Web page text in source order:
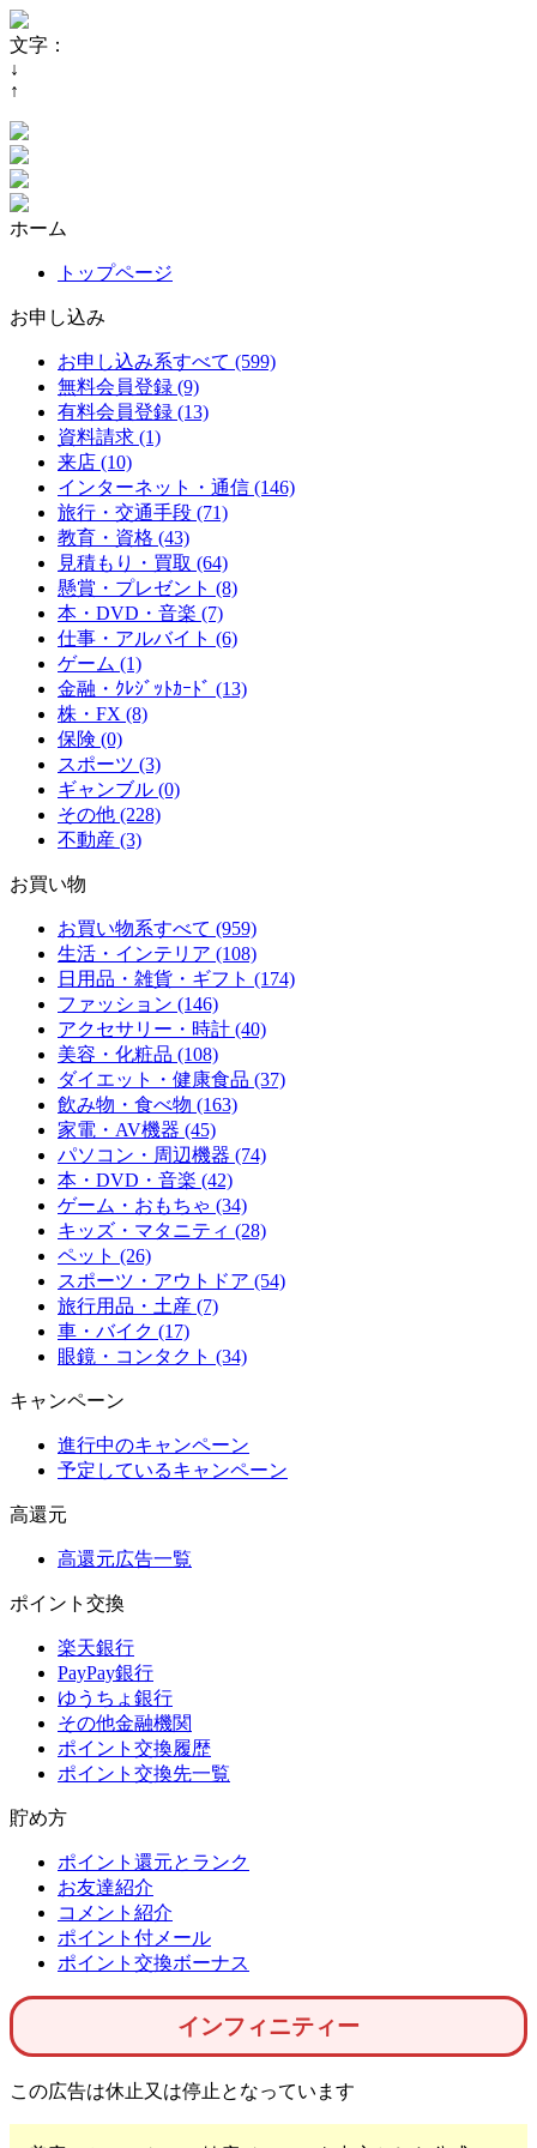
文字：
↓
↑
ホーム
トップページ
お申し込み
お申し込み系すべて (599)
無料会員登録 (9)
有料会員登録 (13)
資料請求 (1)
来店 (10)
インターネット・通信 (146)
旅行・交通手段 (71)
教育・資格 (43)
見積もり・買取 (64)
懸賞・プレゼント (8)
本・DVD・音楽 (7)
仕事・アルバイト (6)
ゲーム (1)
金融・ｸﾚｼﾞｯﾄｶｰﾄﾞ (13)
株・FX (8)
保険 (0)
スポーツ (3)
ギャンブル (0)
その他 (228)
不動産 (3)
お買い物
お買い物系すべて (959)
生活・インテリア (108)
日用品・雑貨・ギフト (174)
ファッション (146)
アクセサリー・時計 (40)
美容・化粧品 (108)
ダイエット・健康食品 (37)
飲み物・食べ物 (163)
家電・AV機器 (45)
パソコン・周辺機器 (74)
本・DVD・音楽 (42)
ゲーム・おもちゃ (34)
キッズ・マタニティ (28)
ペット (26)
スポーツ・アウトドア (54)
旅行用品・土産 (7)
車・バイク (17)
眼鏡・コンタクト (34)
キャンペーン
進行中のキャンペーン
予定しているキャンペーン
高還元
高還元広告一覧
ポイント交換
楽天銀行
PayPay銀行
ゆうちょ銀行
その他金融機関
ポイント交換履歴
ポイント交換先一覧
貯め方
ポイント還元とランク
お友達紹介
コメント紹介
ポイント付メール
ポイント交換ボーナス
インフィニティー
この広告は休止又は停止となっています